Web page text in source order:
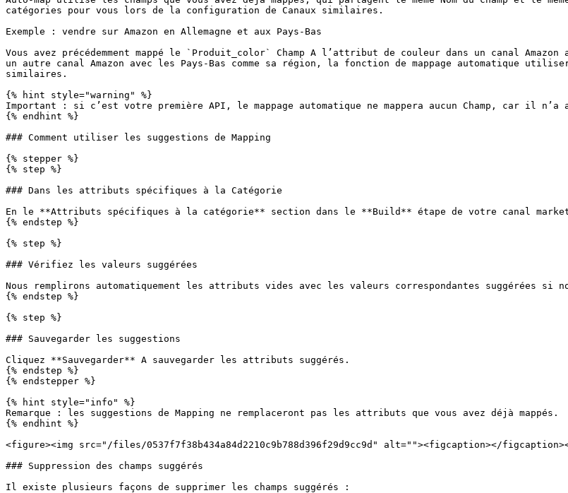
catégories pour vous lors de la configuration de Canaux similaires.
Exemple : vendre sur Amazon en Allemagne et aux Pays-Bas
Vous avez précédemment mappé le `Produit_color` Champ A l’attribut de couleur dans un canal
un autre canal Amazon avec les Pays-Bas comme sa région, la fonction de mappage automatique
similaires.
{% hint style="warning" %}
Important : si c’est votre première API, le mappage automatique ne mappera aucun Champ, car il
{% endhint %}
### Comment utiliser les suggestions de Mapping
{% stepper %}
{% step %}
### Dans les attributs spécifiques à la Catégorie
En le **Attributs spécifiques à la catégorie** section dans le **Build** étape de votre canal
{% endstep %}
{% step %}
### Vérifiez les valeurs suggérées
Nous remplirons automatiquement les attributs vides avec les valeurs correspondantes suggérées si
{% endstep %}
{% step %}
### Sauvegarder les suggestions
Cliquez **Sauvegarder** A sauvegarder les attributs suggérés.
{% endstep %}
{% endstepper %}
{% hint style="info" %}
Remarque : les suggestions de Mapping ne remplaceront pas les attributs que vous avez déjà mappés.
{% endhint %}
<figure><img src="/files/0537f7f38b434a84d2210c9b788d396f29d9cc9d" alt=""><figcaption></
### Suppression des champs suggérés
Il existe plusieurs façons de supprimer les champs suggérés :